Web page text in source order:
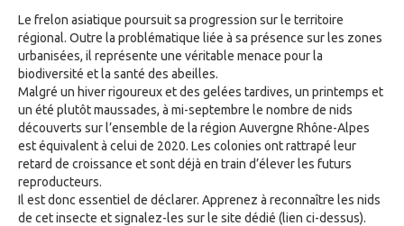
Le frelon asiatique poursuit sa progression sur le territoire
régional. Outre la problématique liée à sa présence sur les zones
urbanisées, il représente une véritable menace pour la
biodiversité et la santé des abeilles.
Malgré un hiver rigoureux et des gelées tardives, un printemps et
un été plutôt maussades, à mi-septembre le nombre de nids
découverts sur l’ensemble de la région Auvergne Rhône-Alpes
est équivalent à celui de 2020. Les colonies ont rattrapé leur
retard de croissance et sont déjà en train d’élever les futurs
reproducteurs.
Il est donc essentiel de déclarer. Apprenez à reconnaître les nids
de cet insecte et signalez-les sur le site dédié (lien ci-dessus).